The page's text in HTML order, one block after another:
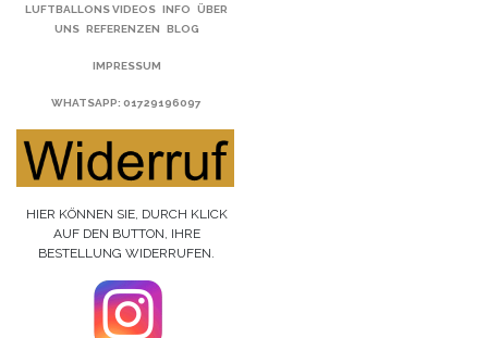
LUFTBALLONS VIDEOS INFO
ÜBER
UNS REFERENZEN BLOG
IMPRESSUM
WHATSAPP: 01729196097
HIER KÖNNEN SIE, DURCH KLICK
AUF DEN BUTTON, IHRE
BESTELLUNG WIDERRUFEN.